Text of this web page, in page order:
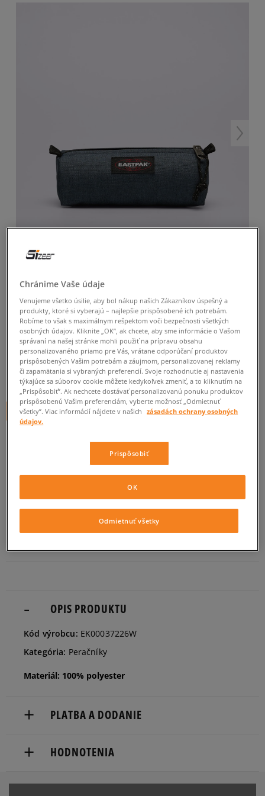
EASTPAK PERAČNÍK
BENCHMARK SINGLE TRIPLE
DENIM
unisex, peračníky
0.0(0)
13€cena s DPH
+ 13 BODOV VSIZEERCLUBE
Informujte ma o dostupnosti
Ak bude položka opäť dostupná, dostanete od nás oznámenie.
Vyberte veľkosť
OPIS PRODUKTU
Kód výrobcu: EK00037226W
Kategória: Peračníky
Materiál: 100% polyester
PLATBA A DODANIE
Dostupné spôsoby doručenia:
HODNOTENIA
Chránime Vaše údaje
Venujeme všetko úsilie, aby bol nákup našich Zákazníkov úspešný a
produkty, ktoré si vyberajú – najlepšie prispôsobené ich potrebám.
Robíme to však s maximálnym rešpektom voči bezpečnosti všetkých
osobných údajov. Kliknite „OK”, ak chcete, aby sme informácie o Vašom
správaní na našej stránke mohli použiť na prípravu obsahu
personalizovaného priamo pre Vás, vrátane odporúčaní produktov
prispôsobených Vašim potrebám a záujmom, personalizovanej reklamy
či zapamätania si vybraných preferencií. Svoje rozhodnutie aj nastavenia
týkajúce sa súborov cookie môžete kedykoľvek zmeniť, a to kliknutím na
„Prispôsobiť”. Ak nechcete dostávať personalizovanú ponuku produktov
prispôsobenú Vašim preferenciám, vyberte možnosť „Odmietnuť
všetky”. Viac informácií nájdete v našich
zásadách ochrany osobných
údajov.
Prispôsobiť
Odmietnuť všetky
OK